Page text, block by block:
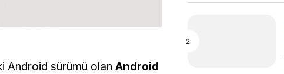
Android sürümü olan Android